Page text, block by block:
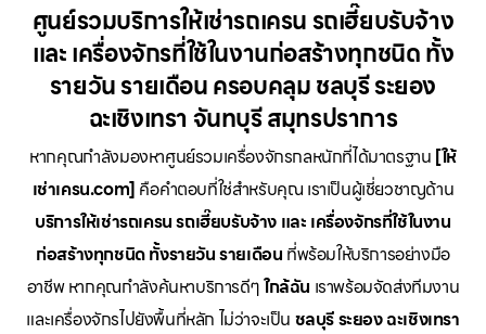
ศูนย์รวมบริการให้เช่ารถเครน รถเฮี๊ยบรับจ้าง
และ เครื่องจักรที่ใช้ในงานก่อสร้างทุกชนิด ทั้ง
รายวัน รายเดือน ครอบคลุม ชลบุรี ระยอง
ฉะเชิงเทรา จันทบุรี สมุทรปราการ
หากคุณกำลังมองหาศูนย์รวมเครื่องจักรกลหนักที่ได้มาตรฐาน [ให้
เช่าเครน.com] คือคำตอบที่ใช่สำหรับคุณ เราเป็นผู้เชี่ยวชาญด้าน
บริการให้เช่ารถเครน รถเฮี๊ยบรับจ้าง และ เครื่องจักรที่ใช้ในงาน
ก่อสร้างทุกชนิด ทั้งรายวัน รายเดือน ที่พร้อมให้บริการอย่างมือ
อาชีพ หากคุณกำลังค้นหาบริการดีๆใกล้ฉัน เราพร้อมจัดส่งทีมงาน
และเครื่องจักรไปยังพื้นที่หลัก ไม่ว่าจะเป็น ชลบุรี ระยอง ฉะเชิงเทรา